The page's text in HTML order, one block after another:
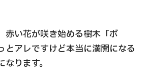
赤い花が咲き始める樹木「ボ
とアレですけど本当に満開になる
ります。